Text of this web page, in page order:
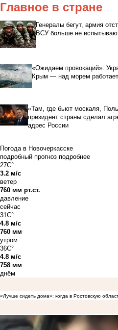
Главное в стране
Генералы бегут, армия
ВСУ больше не
«Ожидаем провокаций»:
Крым — над морем
«Там, где бьют москаля,
президент страны сделал
адрес России
Погода в Новочеркасске
подробный прогноз подробнее
27C°
3.2 м/с
ветер
760 мм рт.ст.
давление
сейчас
31C°
4.8 м/с
760 мм
утром
36C°
4.8 м/с
758 мм
днём
«Лучше сидеть дома»: когда в Ростовскую